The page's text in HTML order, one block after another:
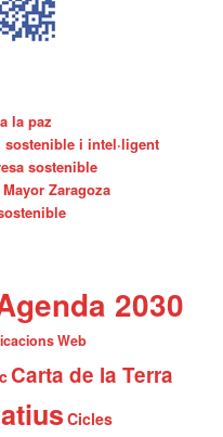
la paz
i intel·ligent
sostenible
Zaragoza
2030
Web
Carta de la Terra
Cicles